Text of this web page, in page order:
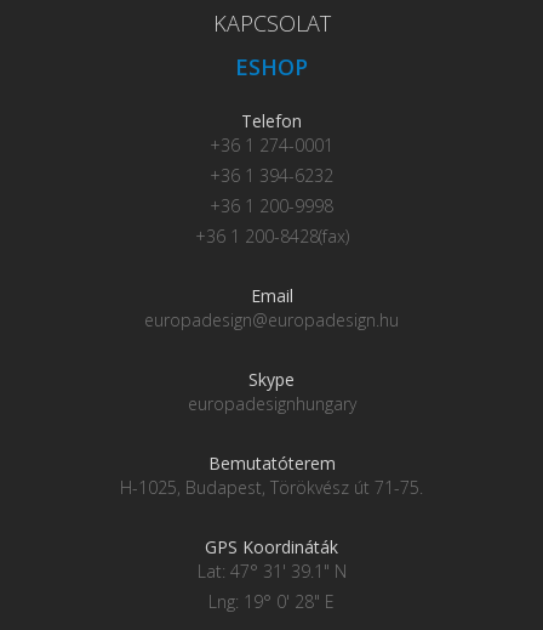
KAPCSOLAT
ESHOP
Telefon
+36 1 274-0001
+36 1 394-6232
+36 1 200-9998
+36 1 200-8428(fax)
Email
europadesign@europadesign.hu
Skype
europadesignhungary
Bemutatóterem
H-1025, Budapest, Törökvész út 71-75.
GPS Koordináták
Lat: 47° 31' 39.1" N
Lng: 19° 0' 28" E